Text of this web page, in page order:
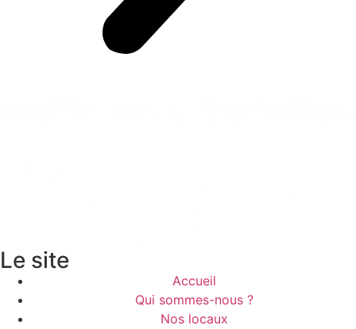
Le site
Accueil
Qui sommes-nous ?
Nos locaux